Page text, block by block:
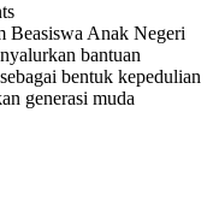
Anak Negeri
bantuan
bentuk kepedulian
generasi muda